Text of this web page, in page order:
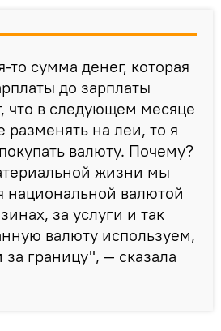
то сумма денег, которая
до зарплаты
что в следующем месяце
разменять на леи, то я
валюту. Почему?
жизни мы
национальной валютой
за услуги и так
валюту используем,
границу", — сказала